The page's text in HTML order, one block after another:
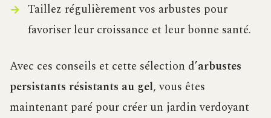
Taillez régulièrement vos arbustes pour
favoriser leur croissance et leur bonne santé.
Avec ces conseils et cette sélection d’arbustes
persistants résistants au gel, vous êtes
maintenant paré pour créer un jardin verdoyant